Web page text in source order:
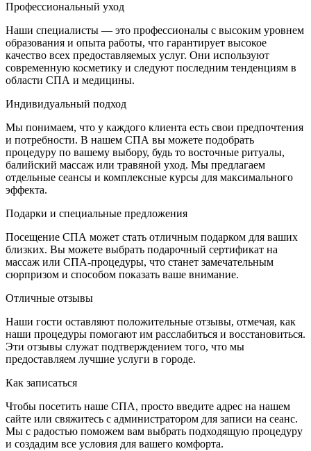
Профессиональный уход
Наши специалисты — это профессионалы с высоким уровнем
образования и опыта работы, что гарантирует высокое
качество всех предоставляемых услуг. Они используют
современную косметику и следуют последним тенденциям в
области СПА и медицины.
Индивидуальный подход
Мы понимаем, что у каждого клиента есть свои предпочтения
и потребности. В нашем СПА вы можете подобрать
процедуру по вашему выбору, будь то восточные ритуалы,
балийский массаж или травяной уход. Мы предлагаем
отдельные сеансы и комплексные курсы для максимального
эффекта.
Подарки и специальные предложения
Посещение СПА может стать отличным подарком для ваших
близких. Вы можете выбрать подарочный сертификат на
массаж или СПА-процедуры, что станет замечательным
сюрпризом и способом показать ваше внимание.
Отличные отзывы
Наши гости оставляют положительные отзывы, отмечая, как
наши процедуры помогают им расслабиться и восстановиться.
Эти отзывы служат подтверждением того, что мы
предоставляем лучшие услуги в городе.
Как записаться
Чтобы посетить наше СПА, просто введите адрес на нашем
сайте или свяжитесь с администратором для записи на сеанс.
Мы с радостью поможем вам выбрать подходящую процедуру
и создадим все условия для вашего комфорта.